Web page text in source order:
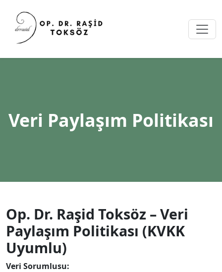
Veri Paylaşım Politikası
Op. Dr. Raşid Toksöz – Veri
Paylaşım Politikası (KVKK
Uyumlu)
Veri Sorumlusu: